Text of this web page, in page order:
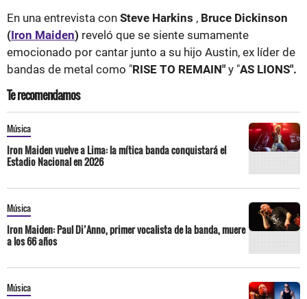
En una entrevista con Steve Harkins , Bruce Dickinson
(Iron Maiden) reveló que se siente sumamente
emocionado por cantar junto a su hijo Austin, ex líder de
bandas de metal como "RISE TO REMAIN" y "AS LIONS".
Te recomendamos
Música
Iron Maiden vuelve a Lima: la mítica banda conquistará el
Estadio Nacional en 2026
Música
Iron Maiden: Paul Di’Anno, primer vocalista de la banda, muere
a los 66 años
Música